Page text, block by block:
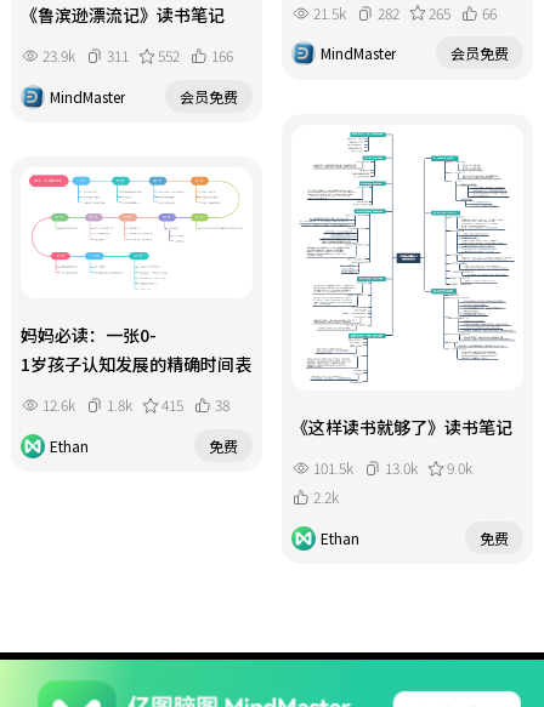
21.5k 282 265
66
MindMaster
会员免费
《鲁滨逊漂流记》读书笔记
23.9k 311 552
166
MindMaster
会员免费
《这样读书就够了》读书笔记
101.5k 13.0k
9.0k
2.2k
Ethan
免费
妈妈必读：一张0-
1岁孩子认知发展的精确时间表
12.6k 1.8k 415
38
Ethan
免费